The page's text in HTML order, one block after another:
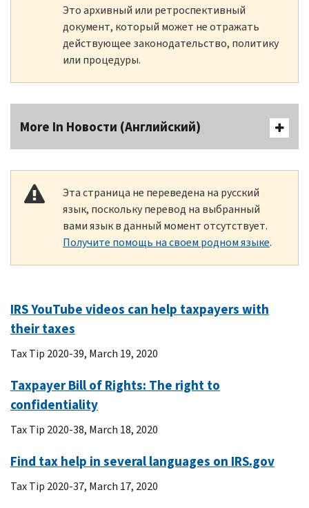
Это архивный или ретроспективный
документ, который может не отражать
действующее законодательство, политику
или процедуры.
More In Новости (Английский)
Эта страница не переведена на русский
язык, поскольку перевод на выбранный
вами язык в данный момент отсутствует.
Получите помощь на своем родном языке.
IRS YouTube videos can help taxpayers with
their taxes
Tax Tip 2020-39, March 19, 2020
Taxpayer Bill of Rights: The right to
confidentiality
Tax Tip 2020-38, March 18, 2020
Find tax help in several languages on IRS.gov
Tax Tip 2020-37, March 17, 2020